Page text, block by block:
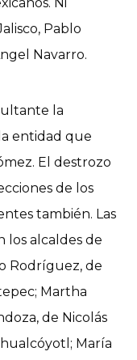
Pablo
Navarro.
la
entidad que
El destrozo
de los
también. Las
los alcaldes de
Rodríguez, de
Martha
de Nicolás
María